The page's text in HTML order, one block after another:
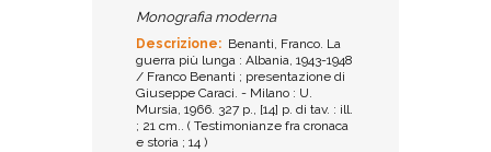
Monografia moderna
Descrizione: Benanti, Franco. La
guerra più lunga : Albania, 1943-1948
/ Franco Benanti ; presentazione di
Giuseppe Caraci. - Milano : U.
Mursia, 1966. 327 p., [14] p. di tav. : ill.
; 21 cm.. ( Testimonianze fra cronaca
e storia ; 14 )